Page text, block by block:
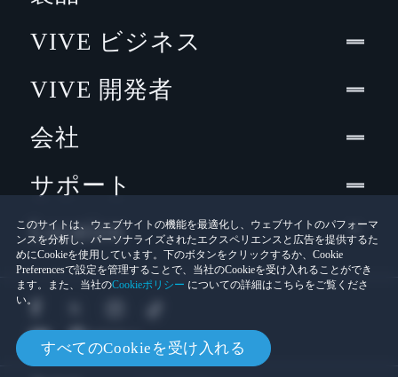
このサイトは、ウェブサイトの機能を最適化し、ウェブサイトのパフォーマ
ンスを分析し、パーソナライズされたエクスペリエンスと広告を提供するた
めにCookieを使用しています。下のボタンをクリックするか、Cookie
Preferencesで設定を管理することで、当社のCookieを受け入れることができ
ます。また、当社のCookieポリシー についての詳細はこちらをご覧くださ
い。
すべてのCookieを受け入れる
VIVE ビジネス
VIVE 開発者
会社
サポート
Location